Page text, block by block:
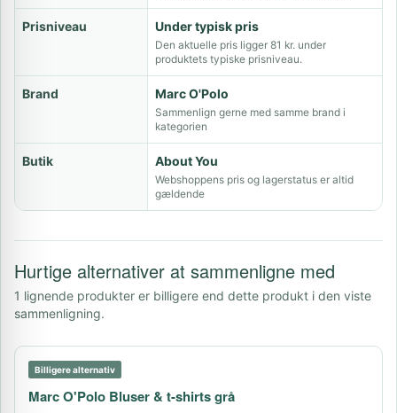
Prisniveau Under typisk pris
Den aktuelle pris ligger 81 kr. under
produktets typiske prisniveau.
Brand Marc O'Polo
Sammenlign gerne med samme brand i
kategorien
Butik About You
Webshoppens pris og lagerstatus er altid
gældende
Hurtige alternativer at sammenligne med
1 lignende produkter er billigere end dette produkt i den viste
sammenligning.
Billigere alternativ
Marc O'Polo Bluser & t-shirts grå